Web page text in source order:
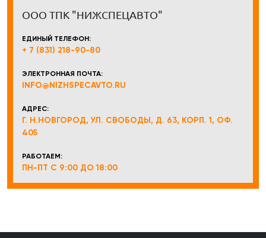
ООО ТПК "НИЖСПЕЦАВТО"
ЕДИНЫЙ ТЕЛЕФОН:
+ 7 (831) 218-90-80
ЭЛЕКТРОННАЯ ПОЧТА:
INFO@NIZHSPECAVTO.RU
АДРЕС:
Г. Н.НОВГОРОД, УЛ. СВОБОДЫ, Д. 63, КОРП. 1, ОФ.
405
РАБОТАЕМ:
ПН-ПТ С 9:00 ДО 18:00